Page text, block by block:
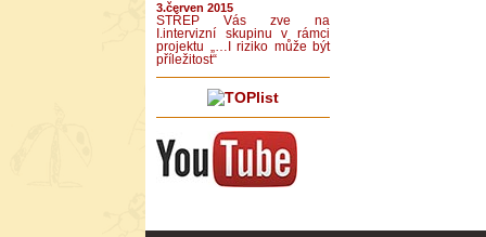
3.červen 2015
STŘEP Vás zve na
I.intervizní skupinu v rámci
projektu „…I riziko může být
příležitost“